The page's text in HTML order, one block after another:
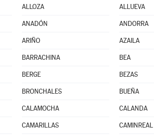
ALLOZA ALLUEVA
ANADÓN ANDORRA
ARIÑO AZAILA
BARRACHINA BEA
BERGE BEZAS
BRONCHALES BUEÑA
CALAMOCHA CALANDA
CAMARILLAS CAMINREAL